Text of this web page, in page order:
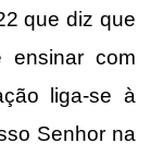
que diz que
ensinar com
liga-se à
Senhor na